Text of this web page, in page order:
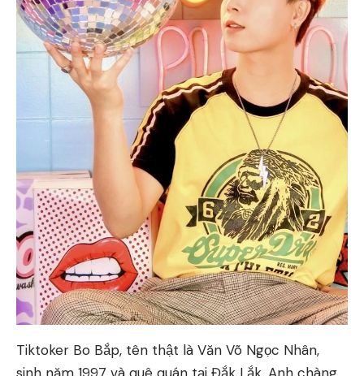
Tiktoker Bo Bắp, tên thật là Văn Võ Ngọc Nhân,